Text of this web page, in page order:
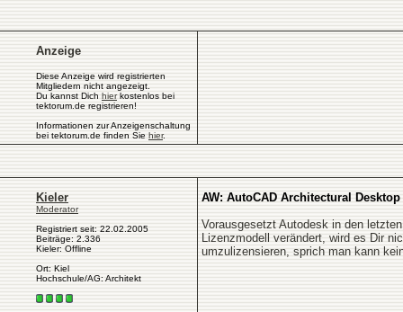
Anzeige
Diese Anzeige wird registrierten
Mitgliedern nicht angezeigt.
Du kannst Dich hierkostenlos bei
tektorum.de registrieren!
Informationen zur Anzeigenschaltung
bei tektorum.de finden Sie hier.
Kieler
Moderator
Registriert seit: 22.02.2005
Beiträge: 2.336
Kieler: Offline
Ort: Kiel
Hochschule/AG: Architekt
AW: AutoCAD Architectural
Vorausgesetzt Autodesk in den
Lizenzmodell verändert, wird es Dir
umzulizensieren, sprich man kann